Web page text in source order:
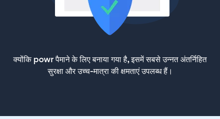
क्योंकि powr पैमाने के लिए बनाया गया है, इसमें सबसे उन्नत अंतर्निहित
सुरक्षा और उच्च-मात्रा की क्षमताएं उपलब्ध हैं।